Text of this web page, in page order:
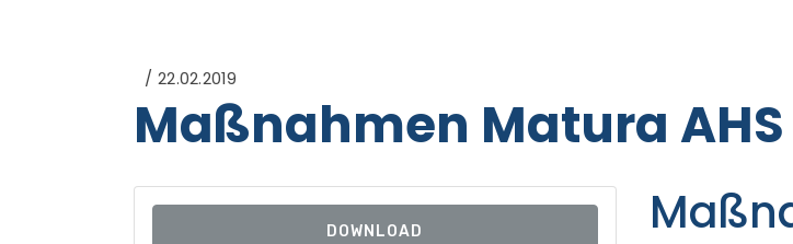
22.02.2019
Maßnahmen Matura AHS
DOWNLOAD